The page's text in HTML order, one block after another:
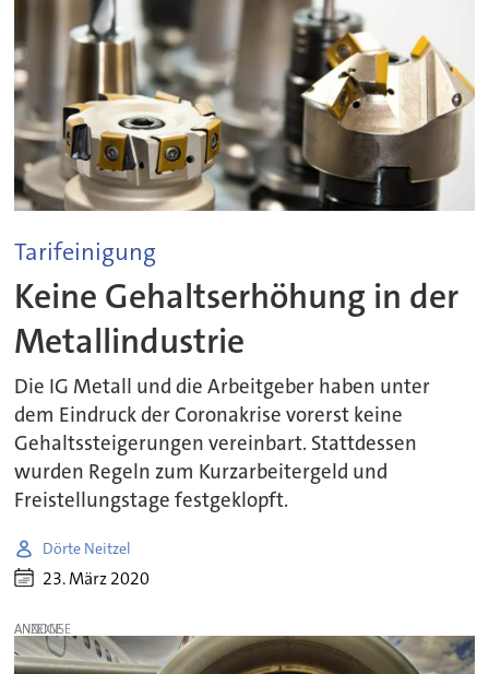
Tarifeinigung
Keine Gehaltserhöhung in der
Metallindustrie
Die IG Metall und die Arbeitgeber haben unter
dem Eindruck der Coronakrise vorerst keine
Gehaltssteigerungen vereinbart. Stattdessen
wurden Regeln zum Kurzarbeitergeld und
Freistellungstage festgeklopft.
Dörte Neitzel
23. März 2020
ANZEIGE